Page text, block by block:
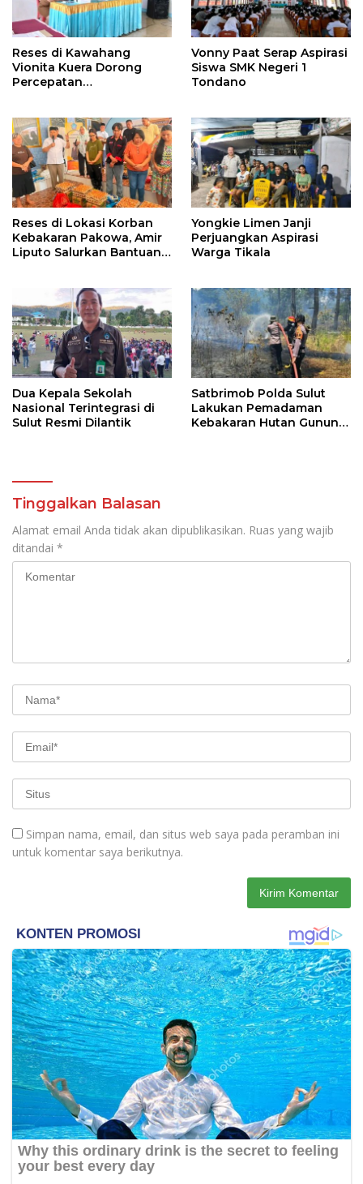
Reses di Kawahang
Vionita Kuera Dorong
Percepatan
Vonny Paat Serap Aspirasi
Siswa SMK Negeri 1
Tondano
Reses di Lokasi Korban
Kebakaran Pakowa, Amir
Liputo Salurkan Bantuan
Yongkie Limen Janji
Perjuangkan Aspirasi
Warga Tikala
Dua Kepala Sekolah
Nasional Terintegrasi di
Sulut Resmi Dilantik
Satbrimob Polda Sulut
Lakukan Pemadaman
Kebakaran Hutan Gunung
Tinggalkan Balasan
Alamat email Anda tidak akan dipublikasikan. Ruas yang wajib
ditandai *
Simpan nama, email, dan situs web saya pada peramban ini
untuk komentar saya berikutnya.